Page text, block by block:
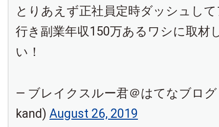
とりあえず正社員定時ダッシュし
行き副業年収150万あるワシに取材
い！
— ブレイクスルー君＠はてなブログ
kand)August 26, 2019